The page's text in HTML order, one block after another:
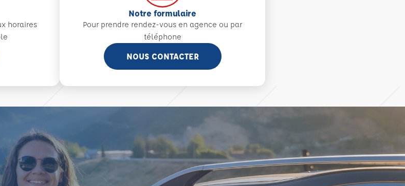
horaires
Notre formulaire
Pour prendre rendez-vous en agence ou par
téléphone
NOUS CONTACTER